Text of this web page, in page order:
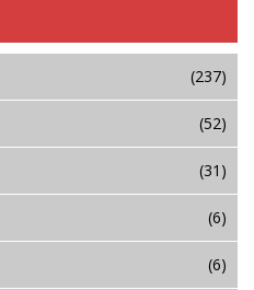
(237)
(52)
(31)
(6)
(6)